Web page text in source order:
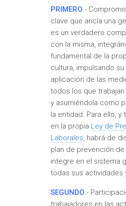
PRIMERO.-
clave que ancla una
es un verdadero
con la misma,
fundamental de la
cultura, impulsando
aplicación de las
todos los que
y asumiéndola como
la entidad. Para ello,
en la propia Ley de
Laborales, habrá de
plan de prevención
integre en el sistema
todas sus actividades
SEGUNDO.-
trabajadores en las